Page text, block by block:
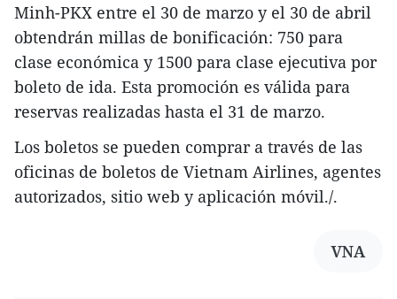
Minh-PKX entre el 30 de marzo y el 30 de abril
obtendrán millas de bonificación: 750 para
clase económica y 1500 para clase ejecutiva por
boleto de ida. Esta promoción es válida para
reservas realizadas hasta el 31 de marzo.
Los boletos se pueden comprar a través de las
oficinas de boletos de Vietnam Airlines, agentes
autorizados, sitio web y aplicación móvil./.
VNA